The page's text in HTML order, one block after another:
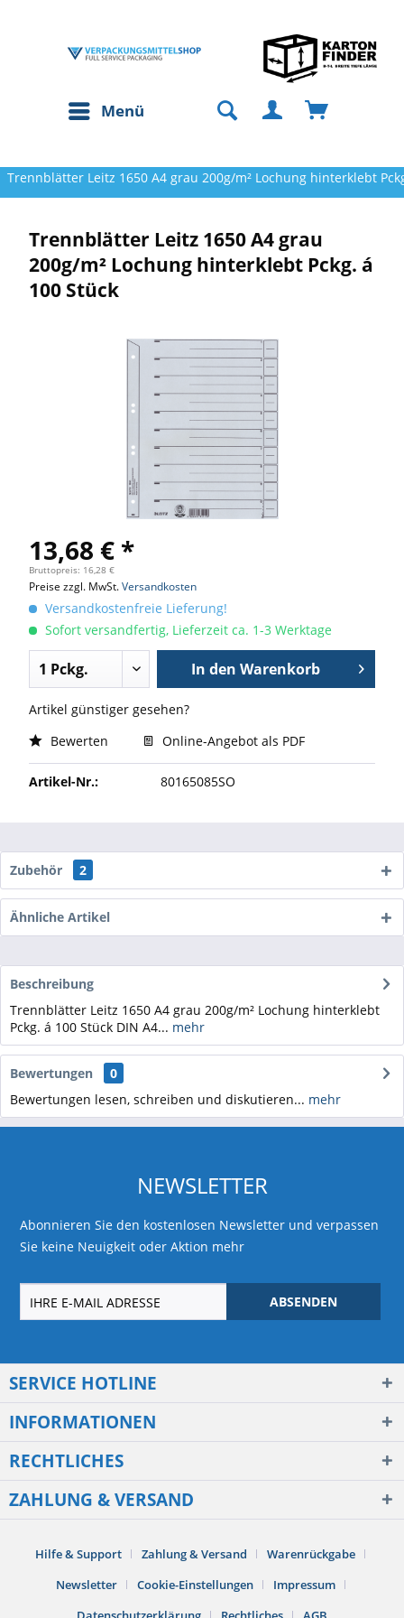
Menü
Trennblätter Leitz 1650 A4 grau 200g/m² Lochung hinterklebt
Trennblätter Leitz 1650 A4 grau
200g/m² Lochung hinterklebt Pckg. á
100 Stück
13,68 € *
Bruttopreis: 16,28 €
Preise zzgl. MwSt.Versandkosten
Versandkostenfreie Lieferung!
Sofort versandfertig, Lieferzeit ca. 1-3 Werktage
In den Warenkorb
Artikel günstiger gesehen?
Bewerten
Online-Angebot als PDF
Artikel-Nr.: 80165085SO
Zubehör 2
Ähnliche Artikel
Beschreibung
Trennblätter Leitz 1650 A4 grau 200g/m² Lochung hinterklebt
Pckg. á 100 Stück DIN A4... mehr
Bewertungen
0
Bewertungen lesen, schreiben und diskutieren... mehr
NEWSLETTER
Abonnieren Sie den kostenlosen Newsletter und verpassen
Sie keine Neuigkeit oder Aktion mehr
ABSENDEN
SERVICE HOTLINE
INFORMATIONEN
RECHTLICHES
ZAHLUNG & VERSAND
Hilfe & Support Zahlung & Versand
Warenrückgabe
Newsletter
Cookie-Einstellungen
Impressum